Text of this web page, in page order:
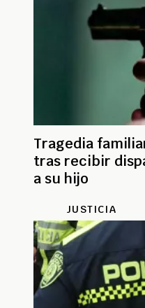
Tragedia
tras recibir
a su hijo
JUSTICIA